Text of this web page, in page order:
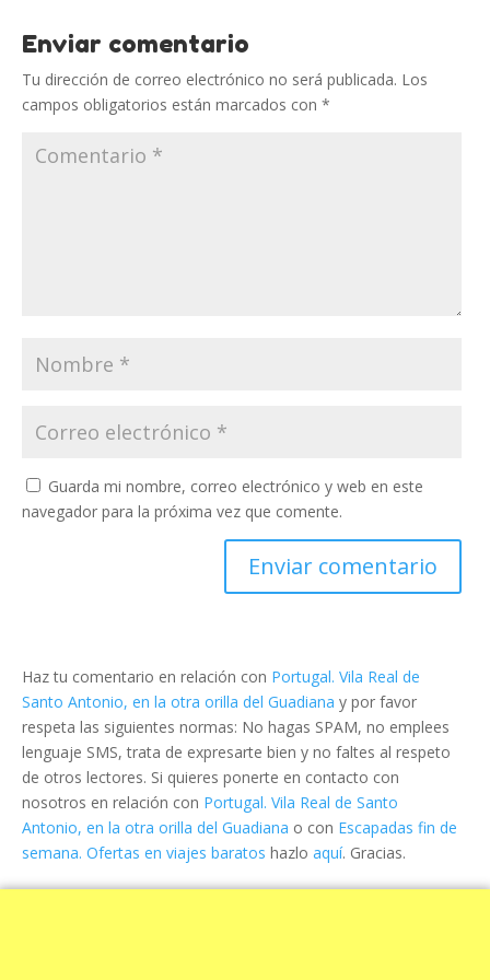
Enviar comentario
Tu dirección de correo electrónico no será publicada. Los
campos obligatorios están marcados con *
Guarda mi nombre, correo electrónico y web en este
navegador para la próxima vez que comente.
Haz tu comentario en relación con Portugal. Vila Real de
Santo Antonio, en la otra orilla del Guadiana y por favor
respeta las siguientes normas: No hagas SPAM, no emplees
lenguaje SMS, trata de expresarte bien y no faltes al respeto
de otros lectores. Si quieres ponerte en contacto con
nosotros en relación con Portugal. Vila Real de Santo
Antonio, en la otra orilla del Guadiana o con Escapadas fin de
semana. Ofertas en viajes baratos hazlo aquí. Gracias.